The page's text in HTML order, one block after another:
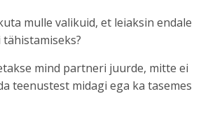
mulle valikuid, et leiaksin endale
mind partneri juurde, mitte ei
teenustest midagi ega ka tasemes